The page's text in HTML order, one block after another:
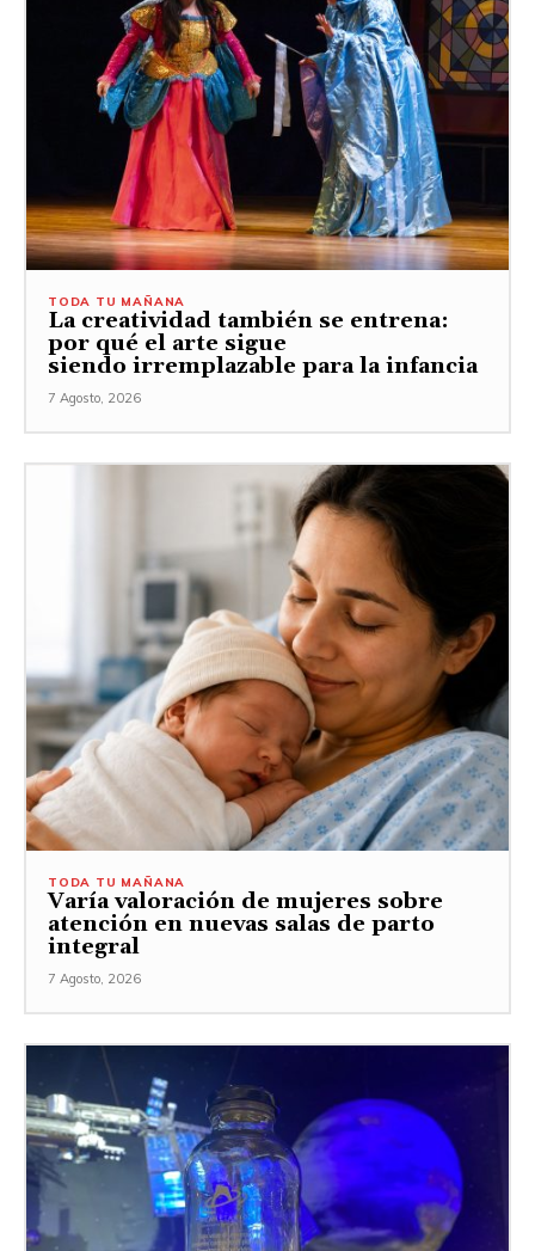
TODA TU MAÑANA
La creatividad también se entrena:
por qué el arte sigue
siendo irremplazable para la infancia
7 Agosto, 2026
TODA TU MAÑANA
Varía valoración de mujeres sobre
atención en nuevas salas de parto
integral
7 Agosto, 2026